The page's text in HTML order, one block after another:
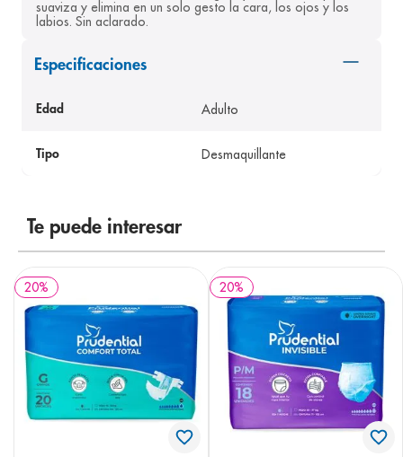
suaviza y elimina en un solo gesto la cara, los ojos y los
labios. Sin aclarado.
Especificaciones
Edad Adulto
Tipo Desmaquillante
Te puede interesar
20% 20%
10.desodorante